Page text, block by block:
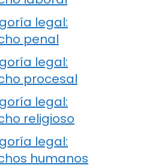
legal:
penal
legal:
procesal
legal:
religioso
legal:
humanos